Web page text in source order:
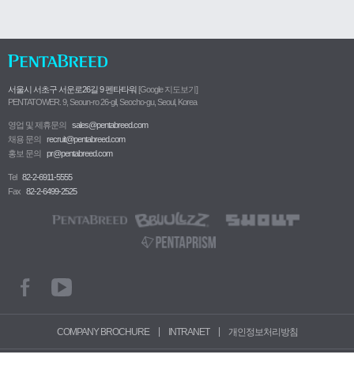
서울시 서초구 서운로26길 9 펜타타워 [Google 지도보기]
PENTATOWER. 9, Seoun-ro 26-gil, Seocho-gu, Seoul, Korea
영업 및 제휴문의
sales@pentabreed.com
채용 문의
recruit@pentabreed.com
홍보 문의
pr@pentabreed.com
Tel 82-2-6911-5555
Fax 82-2-6499-2525
COMPANY BROCHURE | INTRANET | 개인정보처리방침